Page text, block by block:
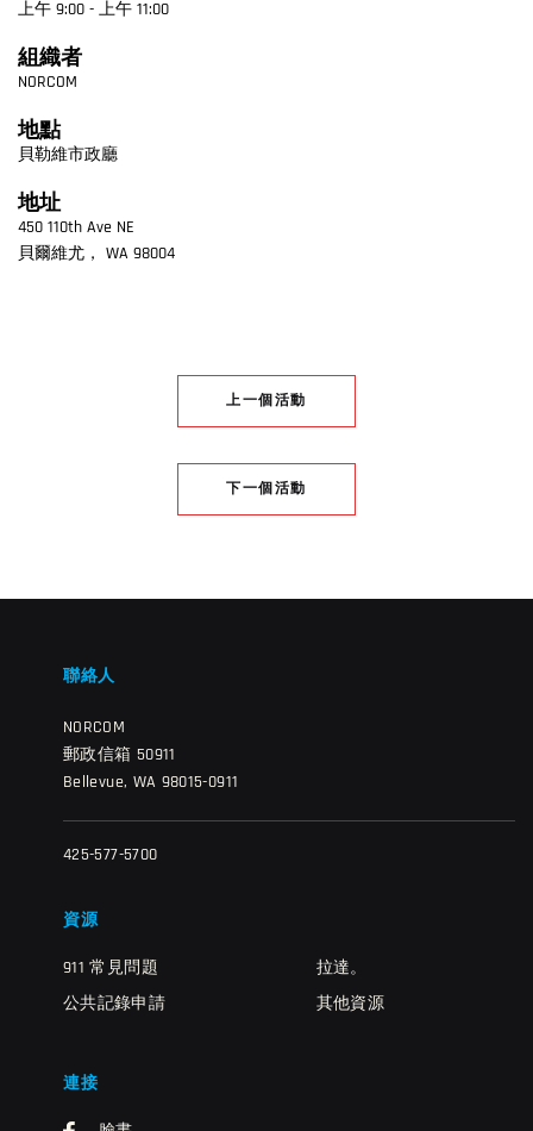
上午 9:00 - 上午 11:00
組織者
NORCOM
地點
貝勒維市政廳
地址
450 110th Ave NE
貝爾維尤 ， WA 98004
上一個活動
下一個活動
聯絡人
NORCOM
郵政信箱 50911
Bellevue, WA 98015-0911
425-577-5700
資源
911 常見問題
公共記錄申請
拉達。
其他資源
連接